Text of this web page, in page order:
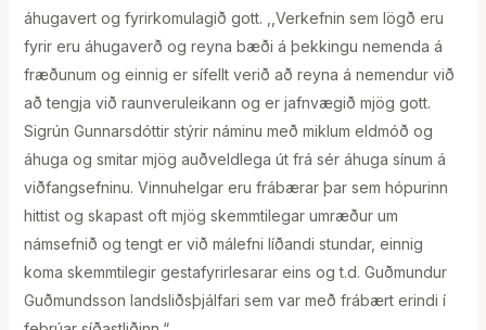
áhugavert og fyrirkomulagið gott. ,,Verkefnin sem lögð eru
fyrir eru áhugaverð og reyna bæði á þekkingu nemenda á
fræðunum og einnig er sífellt verið að reyna á nemendur við
að tengja við raunveruleikann og er jafnvægið mjög gott.
Sigrún Gunnarsdóttir stýrir náminu með miklum eldmóð og
áhuga og smitar mjög auðveldlega út frá sér áhuga sínum á
viðfangsefninu. Vinnuhelgar eru frábærar þar sem hópurinn
hittist og skapast oft mjög skemmtilegar umræður um
námsefnið og tengt er við málefni líðandi stundar, einnig
koma skemmtilegir gestafyrirlesarar eins og t.d. Guðmundur
Guðmundsson landsliðsþjálfari sem var með frábært erindi í